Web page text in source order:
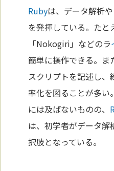
Rubyは、データ解析
を発揮している。たと
「Nokogiri」などのラ
簡単に操作できる。ま
スクリプトを記述し
率化を図ることが多い。
には及ばないものの、
は、初学者がデータ
択肢となっている。